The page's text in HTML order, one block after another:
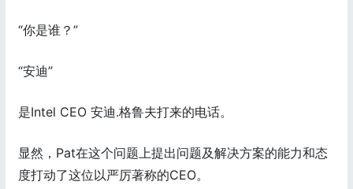
“你是谁？”
“安迪”
是Intel CEO 安迪.格鲁夫打来的电话。
显然，Pat在这个问题上提出问题及解决方案的能力和态
度打动了这位以严厉著称的CEO。